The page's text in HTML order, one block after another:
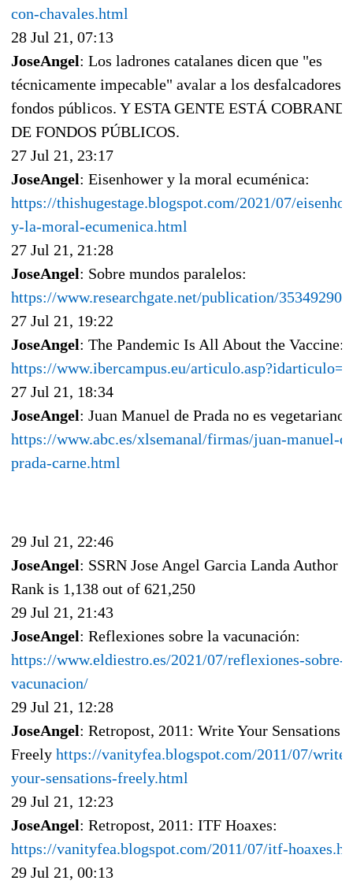
con-chavales.html
28 Jul 21, 07:13
JoseAngel: Los ladrones catalanes dicen que "es
técnicamente impecable" avalar a los desfalcadores
fondos públicos. Y ESTA GENTE ESTÁ
DE FONDOS PÚBLICOS.
27 Jul 21, 23:17
JoseAngel: Eisenhower y la moral ecuménica:
https://thishugestage.blogspot.com/2021/07/
y-la-moral-ecumenica.html
27 Jul 21, 21:28
JoseAngel: Sobre mundos paralelos:
https://www.researchgate.net/publication/353492904
27 Jul 21, 19:22
JoseAngel: The Pandemic Is All About the Vaccine:
https://www.ibercampus.eu/
27 Jul 21, 18:34
JoseAngel: Juan Manuel de Prada no es vegetariano:
https://www.abc.es/xlsemanal/firmas/juan-manuel-
prada-carne.html
29 Jul 21, 22:46
JoseAngel: SSRN Jose Angel Garcia Landa Author
Rank is 1,138 out of 621,250
29 Jul 21, 21:43
JoseAngel: Reflexiones sobre la vacunación:
https://www.eldiestro.es/2021/07/reflexiones-sobre-
vacunacion/
29 Jul 21, 12:28
JoseAngel: Retropost, 2011: Write Your Sensations
Freely https://vanityfea.blogspot.com/2011/07/write-
your-sensations-freely.html
29 Jul 21, 12:23
JoseAngel: Retropost, 2011: ITF Hoaxes:
https://vanityfea.blogspot.com/2011/07/itf-
29 Jul 21, 00:13